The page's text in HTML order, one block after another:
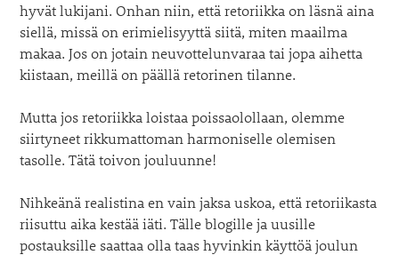
hyvät lukijani. Onhan niin, että retoriikka on läsnä aina
siellä, missä on erimielisyyttä siitä, miten maailma
makaa. Jos on jotain neuvottelunvaraa tai jopa aihetta
kiistaan, meillä on päällä retorinen tilanne.
Mutta jos retoriikka loistaa poissaolollaan, olemme
siirtyneet rikkumattoman harmoniselle olemisen
tasolle. Tätä toivon jouluunne!
Nihkeänä realistina en vain jaksa uskoa, että retoriikasta
riisuttu aika kestää iäti. Tälle blogille ja uusille
postauksille saattaa olla taas hyvinkin käyttöä joulun